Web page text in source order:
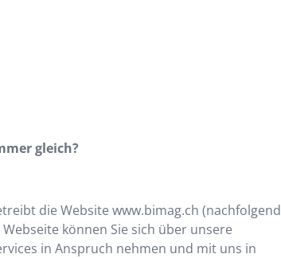
gleich?
die Website www.bimag.ch (nachfolgend
können Sie sich über unsere
in Anspruch nehmen und mit uns in